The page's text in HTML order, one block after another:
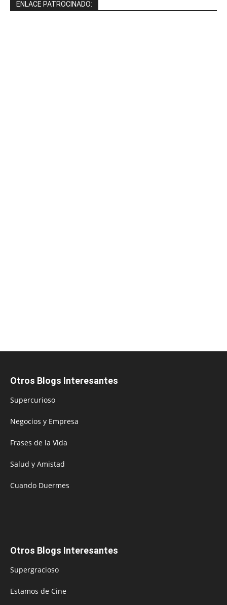
ENLACE PATROCINADO:
Otros Blogs Interesantes
Supercurioso
Negocios y Empresa
Frases de la Vida
Salud y Amistad
Cuando Duermes
Otros Blogs Interesantes
Supergracioso
Estamos de Cine